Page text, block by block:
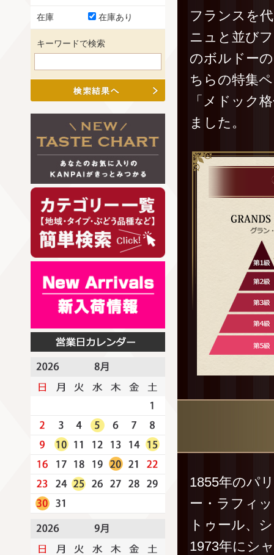
フランスを
ニュと並び
のボルドー
ちらの特集
「メドック
ました。
1855年のパ
ー・ラフィ
トゥール、
1973年にシ
在庫 在庫あり
キーワードで検索